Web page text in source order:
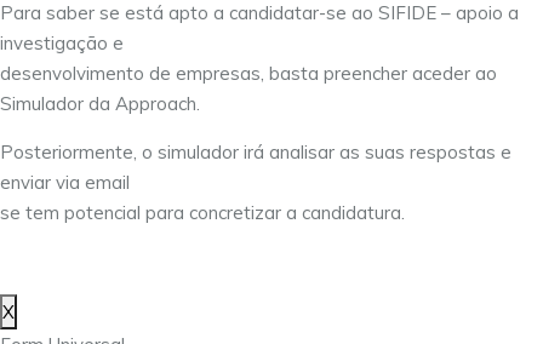
Para saber se está apto a candidatar-se ao SIFIDE – apoio a
investigação e
desenvolvimento de empresas, basta preencher aceder ao
Simulador da Approach.
Posteriormente, o simulador irá analisar as suas respostas e
enviar via email
se tem potencial para concretizar a candidatura.
X